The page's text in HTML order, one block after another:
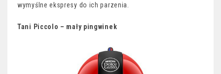
wymyślne ekspresy do ich parzenia.
Tani Piccolo – mały pingwinek